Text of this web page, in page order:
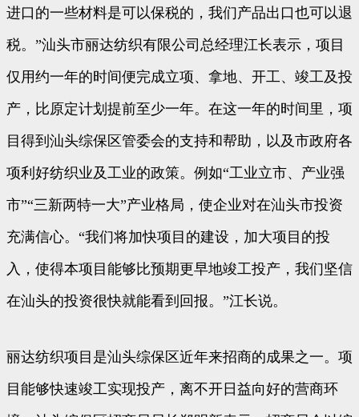
进口的一些材料是可以保税的，我们产品出口也可以退
税。”汕头市丽达纺织有限公司总经理江长表示，项目
仅用约一年的时间便完成立项、拿地、开工、竣工及投
产，比原定计划提前至少一年。在这一年的时间里，项
目得到汕头综保区管委会的支持和帮助，以及市政府各
项利好纺织业及工业的政策。例如“工业立市、产业强
市”“三新两特一大”产业格局，使企业对在汕头市投资
充满信心。“我们将加快项目的建设，加大项目的投
入，使得本项目能够比预期更早地竣工投产，我们坚信
在汕头的投资很快就能看到回报。”江长说。
丽达纺织项目是汕头综保区近年来招商的成果之一。项
目能够快速竣工实现投产，离不开日益向好的营商环